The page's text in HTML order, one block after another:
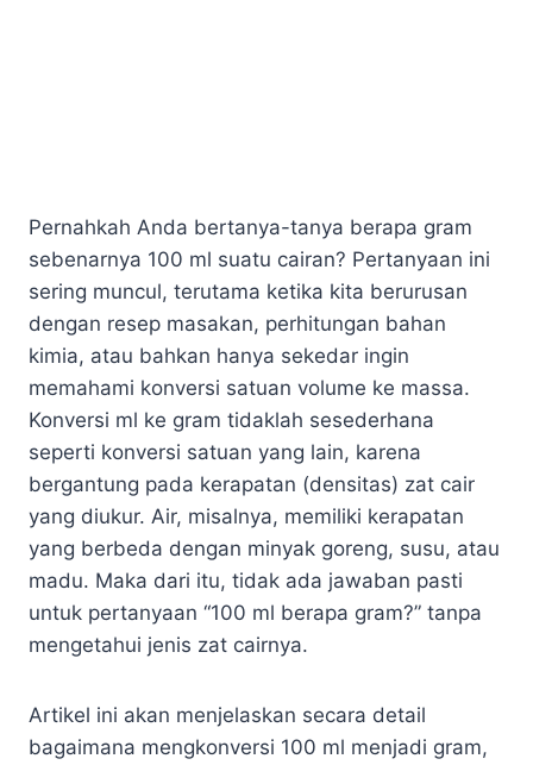
Pernahkah Anda bertanya-tanya berapa gram
sebenarnya 100 ml suatu cairan? Pertanyaan ini
sering muncul, terutama ketika kita berurusan
dengan resep masakan, perhitungan bahan
kimia, atau bahkan hanya sekedar ingin
memahami konversi satuan volume ke massa.
Konversi ml ke gram tidaklah sesederhana
seperti konversi satuan yang lain, karena
bergantung pada kerapatan (densitas) zat cair
yang diukur. Air, misalnya, memiliki kerapatan
yang berbeda dengan minyak goreng, susu, atau
madu. Maka dari itu, tidak ada jawaban pasti
untuk pertanyaan “100 ml berapa gram?” tanpa
mengetahui jenis zat cairnya.
Artikel ini akan menjelaskan secara detail
bagaimana mengkonversi 100 ml menjadi gram,